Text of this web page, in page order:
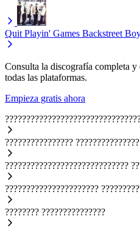
Quit Playin' Games Backstreet
Consulta la discografía completa
todas las plataformas.
Empieza gratis ahora
???????????????? ???????????????
?????????????????????????????
??????????????????????
???????? ???????????????